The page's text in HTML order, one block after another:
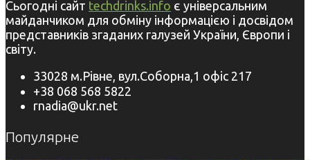
Сьогодні сайт techdrinks.info є універсальним
майданчиком для обміну інформацією і досвідом
представників згаданих галузей України, Європи і
світу.
33028 м.Рівне, вул.Соборна,1 офіс 217
+38 068 568 5822
rnadia@ukr.net
Популярне